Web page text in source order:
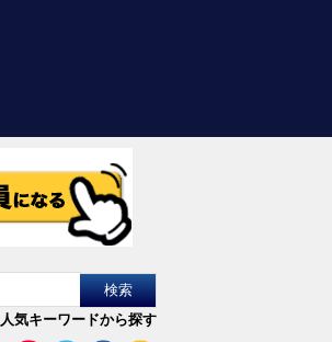
人気キーワードから探す